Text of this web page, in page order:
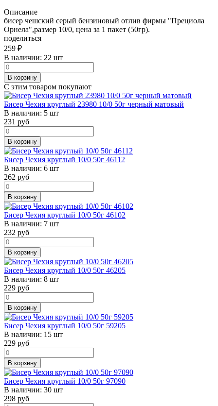
Описание
бисер чешский серый бензиновый отлив фирмы "Прециола
Орнела",размер 10/0, цена за 1 пакет (50гр).
поделиться
259 ₽
В наличии: 22 шт
В корзину
С этим товаром покупают
Бисер Чехия круглый 23980 10/0 50г черный матовый
В наличии: 5 шт
231 руб
В корзину
Бисер Чехия круглый 10/0 50г 46112
В наличии: 6 шт
262 руб
В корзину
Бисер Чехия круглый 10/0 50г 46102
В наличии: 7 шт
232 руб
В корзину
Бисер Чехия круглый 10/0 50г 46205
В наличии: 8 шт
229 руб
В корзину
Бисер Чехия круглый 10/0 50г 59205
В наличии: 15 шт
229 руб
В корзину
Бисер Чехия круглый 10/0 50г 97090
В наличии: 30 шт
298 руб